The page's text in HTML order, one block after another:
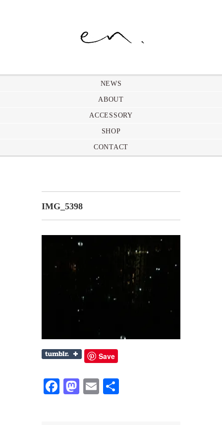
NEWS
ABOUT
ACCESSORY
SHOP
CONTACT
IMG_5398
Save
Facebook
Mastodon
Email